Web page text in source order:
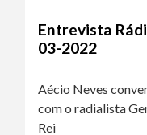
Entrevista
03-2022
Aécio Neves
com o radialista
Rei